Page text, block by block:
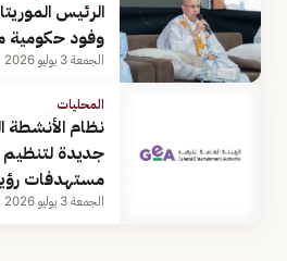
الرئيس
وفود حكومية
الجمعة 3 يوليو 2026
المحليات
نظام الأنشطة
جديدة لتنظيم
مستهدفات رؤية
الجمعة 3 يوليو 2026